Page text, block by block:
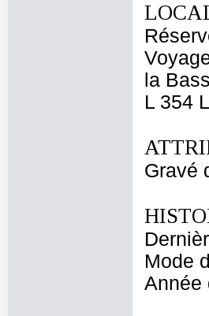
la
L 354
Gravé
Mode
Année